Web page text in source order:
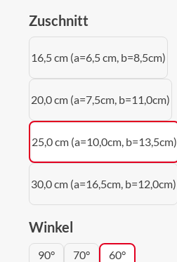
Zuschnitt
16,5 cm (a=6,5 cm, b=8,5cm)
20,0 cm (a=7,5cm, b=11,0cm)
25,0 cm (a=10,0cm, b=13,5cm)
30,0 cm (a=16,5cm, b=12,0cm)
Winkel
90° 70° 60°